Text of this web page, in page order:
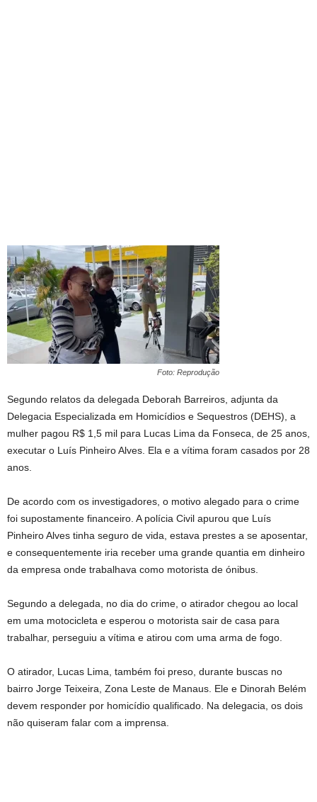
Foto: Reprodução
Segundo relatos da delegada Deborah Barreiros, adjunta da
Delegacia Especializada em Homicídios e Sequestros (DEHS), a
mulher pagou R$ 1,5 mil para Lucas Lima da Fonseca, de 25 anos,
executar o Luís Pinheiro Alves. Ela e a vítima foram casados por 28
anos.
De acordo com os investigadores, o motivo alegado para o crime
foi supostamente financeiro. A polícia Civil apurou que Luís
Pinheiro Alves tinha seguro de vida, estava prestes a se aposentar,
e consequentemente iria receber uma grande quantia em dinheiro
da empresa onde trabalhava como motorista de ónibus.
Segundo a delegada, no dia do crime, o atirador chegou ao local
em uma motocicleta e esperou o motorista sair de casa para
trabalhar, perseguiu a vítima e atirou com uma arma de fogo.
O atirador, Lucas Lima, também foi preso, durante buscas no
bairro Jorge Teixeira, Zona Leste de Manaus. Ele e Dinorah Belém
devem responder por homicídio qualificado. Na delegacia, os dois
não quiseram falar com a imprensa.